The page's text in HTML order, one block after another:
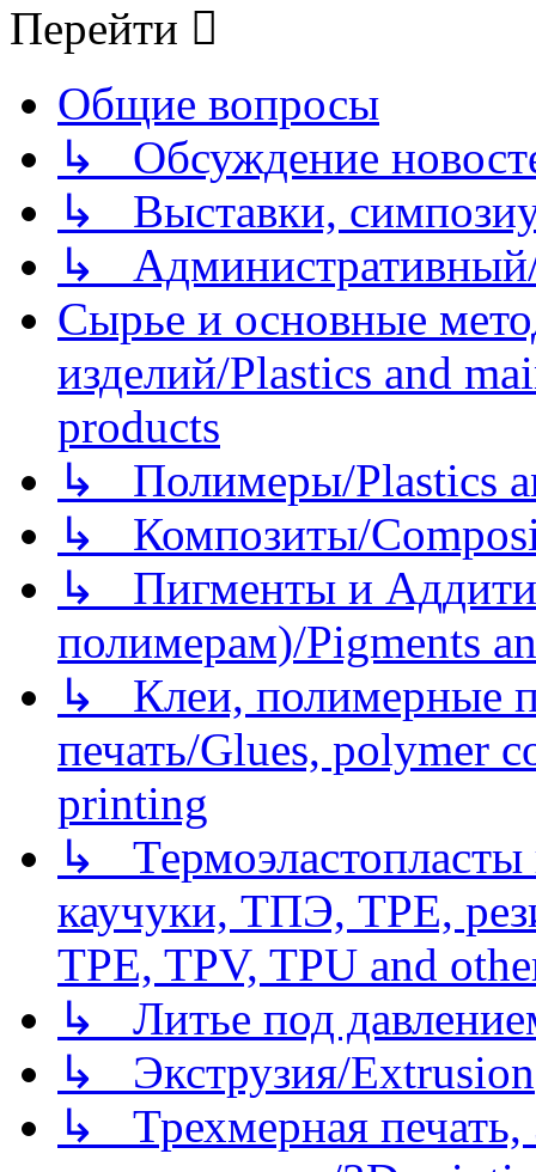
Перейти
Общие вопросы
↳ Обсуждение
↳ Выставки,
↳
Сырье и основные
изделий/Plastics and
products
↳ Полимеры/Plastics
↳ Композиты/
↳ Пигменты и
полимерам)/Pigments
↳ Клеи, полимерные
печать/Glues, polymer
printing
↳
каучуки, ТПЭ, TPE,
TPE, TPV, TPU and
↳ Литье под
↳ Экструзия/Extrusion
↳ Трехмерная